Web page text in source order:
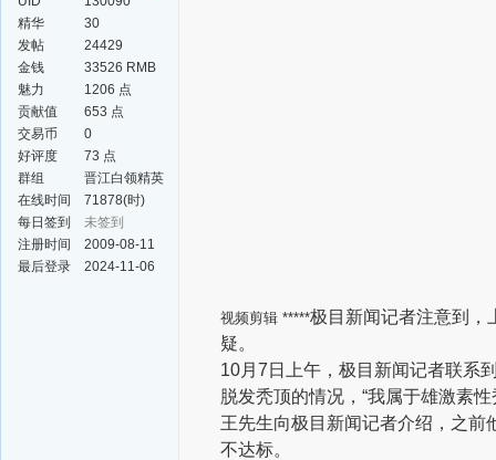
精华
30
发帖
24429
金钱
33526 RMB
魅力
1206 点
贡献值
653 点
交易币
0
好评度
73 点
群组
晋江白领精英
群
在线时间
71878(时)
每日签到
未签到
注册时间
2009-08-11
最后登录
2024-11-06
视频剪辑 *****极目新闻记者注意到，
疑。
10月7日上午，极目新闻记者联系
脱发秃顶的情况，“我属于雄激素
王先生向极目新闻记者介绍，之
不达标。